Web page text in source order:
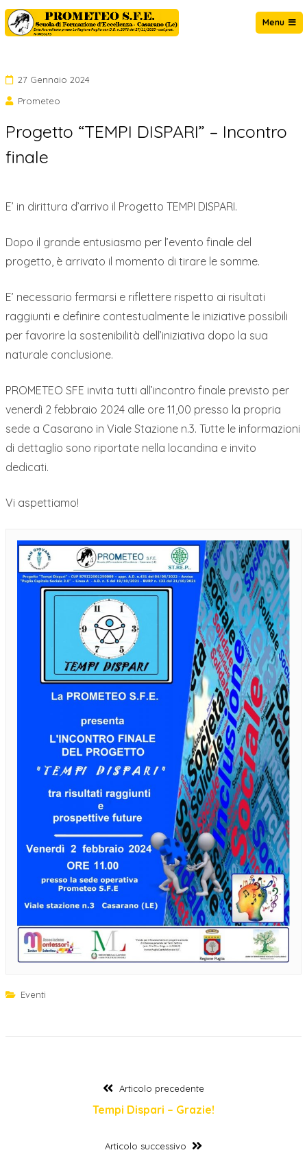
Salta
al
Menu
27 Gennaio 2024
Prometeo
Progetto “TEMPI DISPARI” – Incontro
finale
E’ in dirittura d’arrivo il Progetto TEMPI DISPARI.
Dopo il grande entusiasmo per l’evento finale del
progetto, è arrivato il momento di tirare le somme.
E’ necessario fermarsi e riflettere rispetto ai risultati
raggiunti e definire contestualmente le iniziative possibili
per favorire la sostenibilità dell’iniziativa dopo la sua
naturale conclusione.
PROMETEO SFE invita tutti all’incontro finale previsto per
venerdì 2 febbraio 2024 alle ore 11,00 presso la propria
sede a Casarano in Viale Stazione n.3. Tutte le informazioni
di dettaglio sono riportate nella locandina e invito
dedicati.
Vi aspettiamo!
Eventi
Articolo precedenteArticolo
precedente:
Tempi Dispari – Grazie!
Articolo successivo
Articolo